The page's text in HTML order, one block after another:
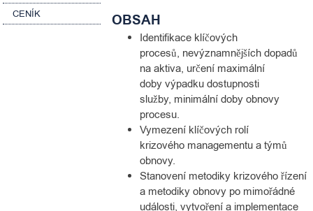
CENÍK
OBSAH
Identifikace klíčových
procesů, nevýznamnějších dopadů
na aktiva, určení maximální
doby výpadku dostupnosti
služby, minimální doby obnovy
procesu.
Vymezení klíčových rolí
krizového managementu a týmů
obnovy.
Stanovení metodiky krizového řízení
a metodiky obnovy po mimořádné
události, vytvoření a implementace